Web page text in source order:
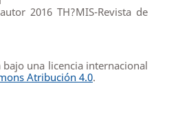
2016 TH?MIS-Revista de
bajo una licencia internacional
Atribución 4.0.